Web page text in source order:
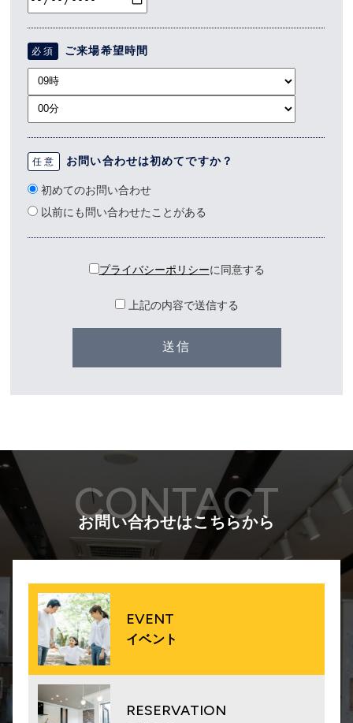
必須 ご来場希望時間
任意 お問い合わせは初めてですか？
初めてのお問い合わせ
以前にも問い合わせたことがある
プライバシーポリシーに同意する
上記の内容で送信する
CONTACT
お問い合わせはこちらから
EVENT
イベント
RESERVATION